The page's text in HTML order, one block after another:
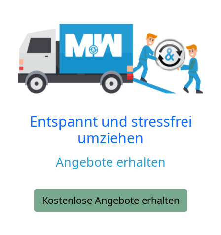
Entspannt und stressfrei
umziehen
Angebote erhalten
Kostenlose Angebote erhalten